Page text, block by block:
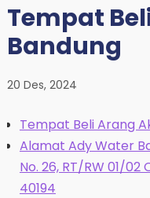
Tempat
Bandung
20 Des, 2024
Tempat Beli Arang
Alamat Ady Water
No. 26, RT/RW 01/
40194